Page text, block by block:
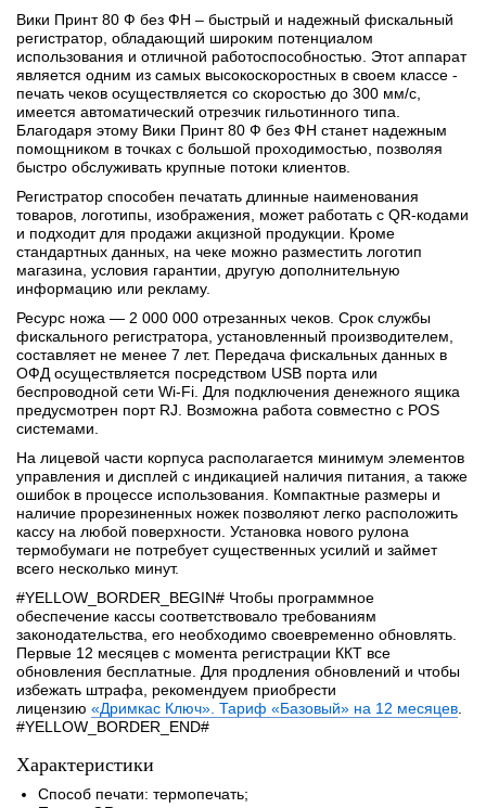
Вики Принт 80 Ф без ФН – быстрый и надежный фискальный
регистратор, обладающий широким потенциалом
использования и отличной работоспособностью. Этот аппарат
является одним из самых высокоскоростных в своем классе -
печать чеков осуществляется со скоростью до 300 мм/с,
имеется автоматический отрезчик гильотинного типа.
Благодаря этому Вики Принт 80 Ф без ФН станет надежным
помощником в точках с большой проходимостью, позволяя
быстро обслуживать крупные потоки клиентов.
Регистратор способен печатать длинные наименования
товаров, логотипы, изображения, может работать с QR-кодами
и подходит для продажи акцизной продукции. Кроме
стандартных данных, на чеке можно разместить логотип
магазина, условия гарантии, другую дополнительную
информацию или рекламу.
Ресурс ножа — 2 000 000 отрезанных чеков. Срок службы
фискального регистратора, установленный производителем,
составляет не менее 7 лет. Передача фискальных данных в
ОФД осуществляется посредством USB порта или
беспроводной сети Wi-Fi. Для подключения денежного ящика
предусмотрен порт RJ. Возможна работа совместно с POS
системами.
На лицевой части корпуса располагается минимум элементов
управления и дисплей с индикацией наличия питания, а также
ошибок в процессе использования. Компактные размеры и
наличие прорезиненных ножек позволяют легко расположить
кассу на любой поверхности. Установка нового рулона
термобумаги не потребует существенных усилий и займет
всего несколько минут.
#YELLOW_BORDER_BEGIN# Чтобы программное
обеспечение кассы соответствовало требованиям
законодательства, его необходимо своевременно обновлять.
Первые 12 месяцев с момента регистрации ККТ все
обновления бесплатные. Для продления обновлений и чтобы
избежать штрафа, рекомендуем приобрести
лицензию «Дримкас Ключ». Тариф «Базовый» на 12 месяцев
#YELLOW_BORDER_END#
Характеристики
Способ печати: термопечать;